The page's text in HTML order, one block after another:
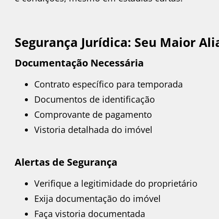
Segurança Jurídica: Seu Maior
Documentação Necessária
Contrato específico para temporada
Documentos de identificação
Comprovante de pagamento
Vistoria detalhada do imóvel
Alertas de Segurança
Verifique a legitimidade do proprietário
Exija documentação do imóvel
Faça vistoria documentada